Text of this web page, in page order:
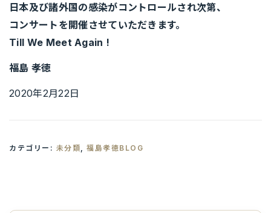
日本及び諸外国の感染がコントロールされ次第、
コンサートを開催させていただきます。
Till We Meet Again !
福島 孝徳
2020年2月22日
カテゴリー: 未分類 福島孝徳BLOG